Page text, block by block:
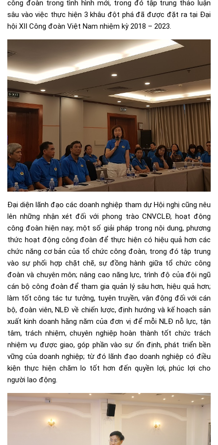
công đoàn trong tình hình mới, trong đó tập trung thảo luận
sâu vào việc thực hiện 3 khâu đột phá đã được đặt ra tại Đại
hội XII Công đoàn Việt Nam nhiệm kỳ 2018 – 2023.
Đại diện lãnh đạo các doanh nghiệp tham dự Hội nghị cũng nêu
lên những nhận xét đối với phong trào CNVCLĐ, hoạt động
công đoàn hiện nay; một số giải pháp trong nội dung, phương
thức hoạt động công đoàn để thực hiện có hiệu quả hơn các
chức năng cơ bản của tổ chức công đoàn, trong đó tập trung
vào sự phối hợp chặt chẽ, sự đồng hành giữa tổ chức công
đoàn và chuyên môn; nâng cao năng lực, trình độ của đội ngũ
cán bộ công đoàn để tham gia quản lý sâu hơn, hiệu quả hơn;
làm tốt công tác tư tưởng, tuyên truyền, vận động đối với cán
bộ, đoàn viên, NLĐ về chiến lược, định hướng và kế hoạch sản
xuất kinh doanh hằng năm của đơn vị để mỗi NLĐ nỗ lực, tận
tâm, trách nhiệm, chuyên nghiệp hoàn thành tốt chức trách
nhiệm vụ được giao, góp phần vào sự ổn định, phát triển bền
vững của doanh nghiệp; từ đó lãnh đạo doanh nghiệp có điều
kiện thực hiện chăm lo tốt hơn đến quyền lợi, phúc lợi cho
người lao động.